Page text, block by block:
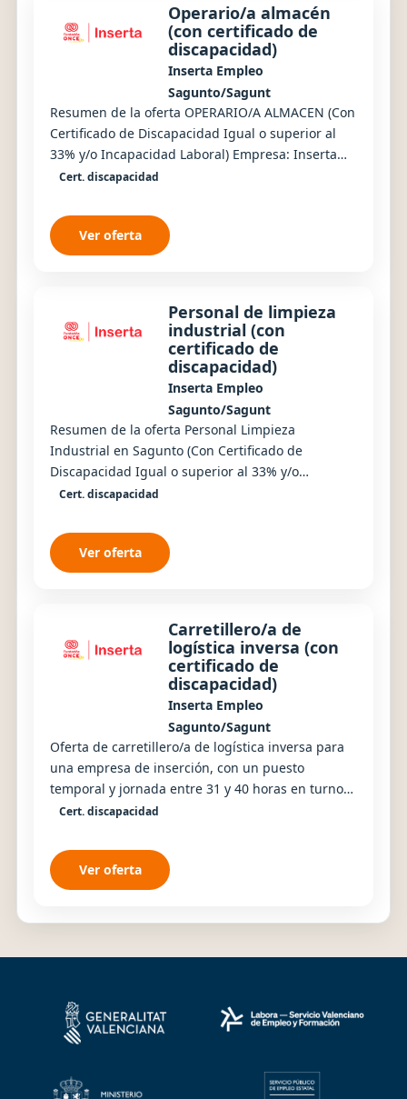
Operario/a almacén
(con certificado de
discapacidad)
Inserta Empleo
Sagunto/Sagunt
Resumen de la oferta OPERARIO/A ALMACEN (Con
Certificado de Discapacidad Igual o superior al
33% y/o Incapacidad Laboral) Empresa: Inserta
Empleo Número de puestos: 1 Tipo contrato:
Cert. discapacidad
Ver oferta
Personal de limpieza
industrial (con
certificado de
discapacidad)
Inserta Empleo
Sagunto/Sagunt
Resumen de la oferta Personal Limpieza
Industrial en Sagunto (Con Certificado de
Discapacidad Igual o superior al 33% y/o
Incapacidad Laboral) IMPRESCINDIBLE ESTAR EN
Cert. discapacidad
Ver oferta
Carretillero/a de
logística inversa (con
certificado de
discapacidad)
Inserta Empleo
Sagunto/Sagunt
Oferta de carretillero/a de logística inversa para
una empresa de inserción, con un puesto
temporal y jornada entre 31 y 40 horas en turnos
rotativos.
Cert. discapacidad
Ver oferta